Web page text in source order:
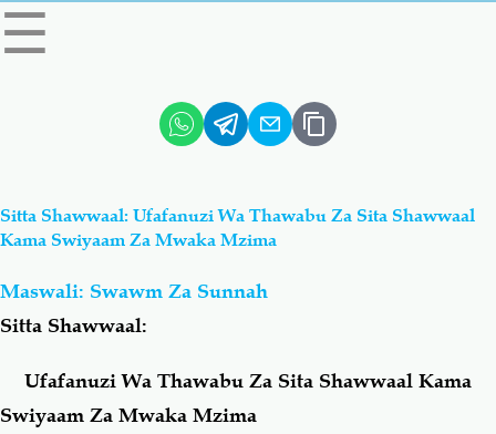
left
sidebar
☰
Hadiyth
Aqiydah Manhaj
Shirki & Kufru
Sitta Shawwaal: Ufafanuzi Wa Thawabu Za Sita Shawwaal
Kama Swiyaam Za Mwaka Mzima
Maswali: Swawm Za Sunnah
Sitta Shawwaal:
Ufafanuzi Wa Thawabu Za Sita Shawwaal Kama
Swiyaam Za Mwaka Mzima